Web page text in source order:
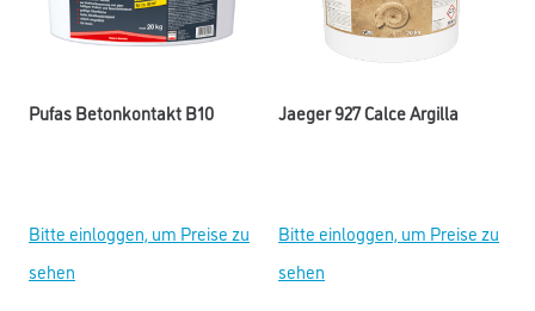
Pufas Betonkontakt B10
Bitte einloggen, um Preise zu
sehen
Jaeger 927 Calce Argilla
Bitte einloggen, um Preise zu
sehen